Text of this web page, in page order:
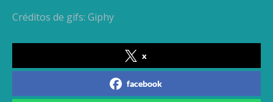
Créditos de gifs: Giphy
x
facebook